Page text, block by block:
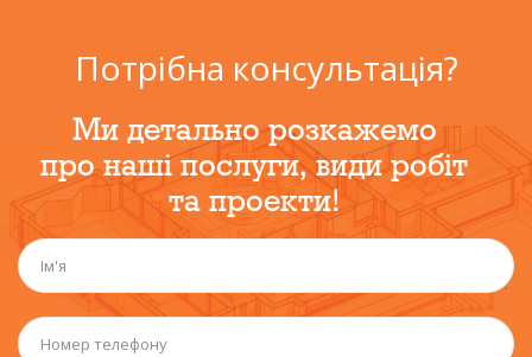
Потрібна консультація?
Ми детально розкажемо
про наші послуги, види робіт
та проекти!